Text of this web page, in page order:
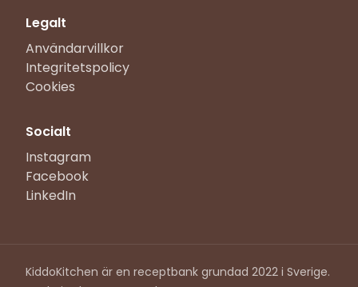
Legalt
Användarvillkor
Integritetspolicy
Cookies
Socialt
Instagram
Facebook
LinkedIn
KiddoKitchen är en receptbank grundad 2022 i Sverige.